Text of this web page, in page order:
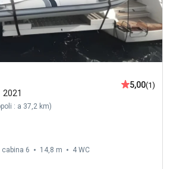
2021
: a 37,2 km)
5,00(1)
cabina 6 14,8 m 4 WC